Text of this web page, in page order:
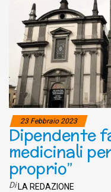
23 Febbraio 2023
Dipendente
medicinali
proprio”
Di LA REDAZIONE